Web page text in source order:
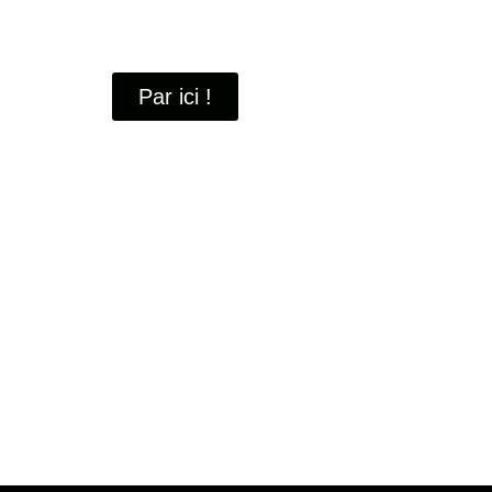
Par ici !